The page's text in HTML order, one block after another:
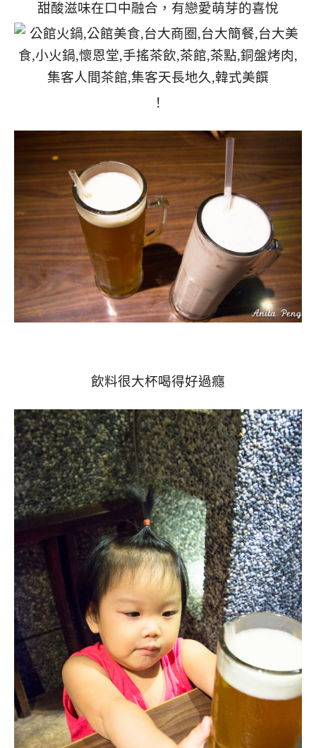
甜酸滋味在口中融合，有戀愛萌芽的喜悅
！
飲料很大杯喝得好過癮